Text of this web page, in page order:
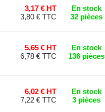
3,17 € HT
3,80 € TTC
En stock
32 pièces
5,65 € HT
6,78 € TTC
En stock
136 pièces
6,02 € HT
7,22 € TTC
En stock
3 pièces